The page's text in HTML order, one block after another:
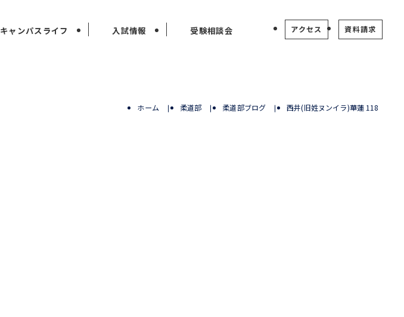
キャンパスライフ 入試情報 受験相談会 アクセス 資料請求
ホーム 柔道部 柔道部ブログ 西井(旧姓ヌンイラ)華蓮 118